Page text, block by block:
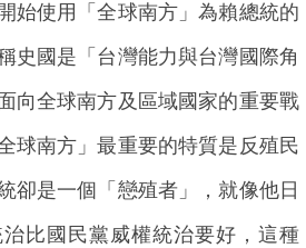
始使用「全球南方」為賴總統的
史國是「台灣能力與台灣國際角
向全球南方及區域國家的重要戰
球南方」最重要的特質是反殖民
卻是一個「戀殖者」，就像他日
比國民黨威權統治要好，這種